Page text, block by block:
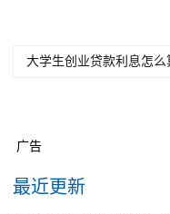
大学生创业贷款利息怎么
广告
最近更新